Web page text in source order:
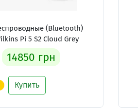
(Bluetooth)
Pi 5 S2 Cloud Grey
14850 грн
Купить